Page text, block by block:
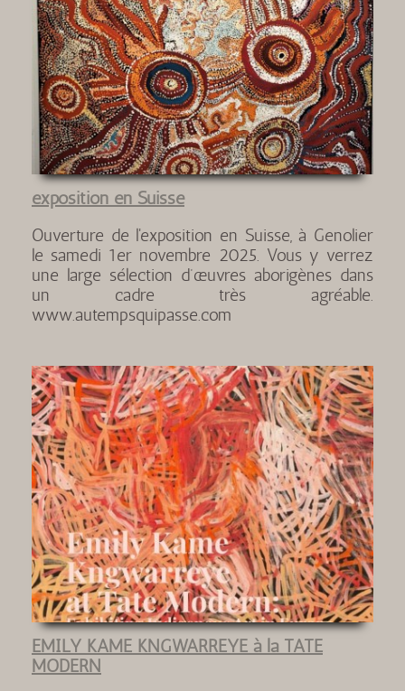
exposition en Suisse
Ouverture de l'exposition en Suisse, à Genolier
le samedi 1er novembre 2025. Vous y verrez
une large sélection d’œuvres aborigènes dans
un cadre très agréable.
www.autempsquipasse.com
EMILY KAME KNGWARREYE à la TATE
MODERN